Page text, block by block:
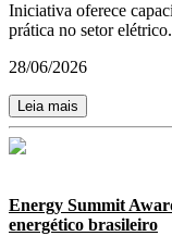
Iniciativa oferece
prática no setor elétrico.
28/06/2026
Leia mais
Energy Summit
energético brasileiro